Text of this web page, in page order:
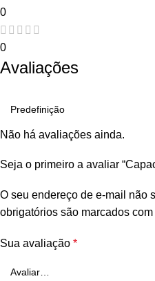
0
0
Avaliações
Não há avaliações ainda.
Seja o primeiro a avaliar
O seu endereço de e-mail não
obrigatórios são marcados com
Sua avaliação *